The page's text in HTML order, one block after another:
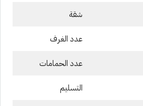
شقة
عدد الغرف
عدد الحمامات
التسليم